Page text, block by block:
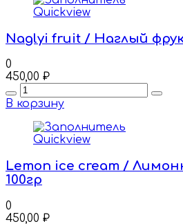
Quickview
Naglyi fruit / Наглый
0
450,00 ₽
Quantity
В корзину
Quickview
Lemon ice cream /
100гр
0
450,00 ₽